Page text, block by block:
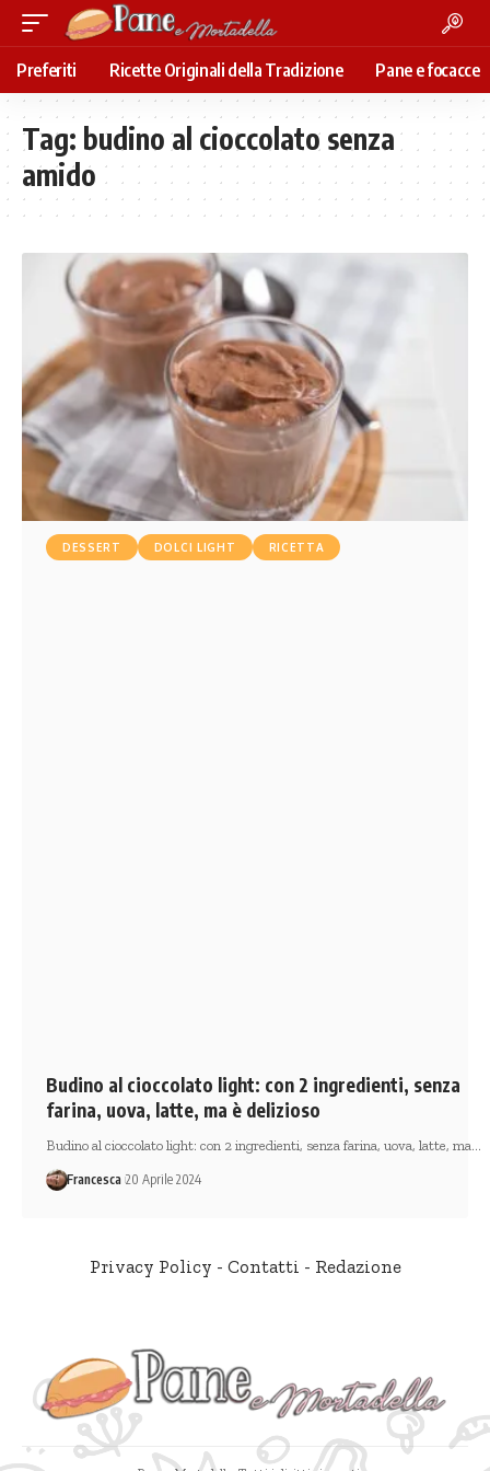
Preferiti Ricette Originali della Tradizione Pane e focacce
Tag: budino al cioccolato senza
amido
DESSERT DOLCI LIGHT RICETTA
Budino al cioccolato light: con 2 ingredienti, senza
farina, uova, latte, ma è delizioso
Budino al cioccolato light: con 2 ingredienti, senza farina, uova, latte, ma…
Francesca 20 Aprile 2024
Privacy Policy - Contatti - Redazione